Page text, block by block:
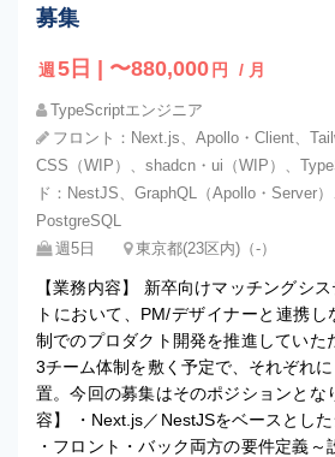
募集
週 5日 | 〜880,000 円 / 月
TypeScriptエンジニア
フロント：Next.js、Apollo・Client、
CSS（WIP）、shadcn・ui（WIP）、
ド：NestJS、GraphQL（Apollo・Server）
PostgreSQL
週5日
東京都(23区内)（‐）
【業務内容】 新卒向けマッチングシ
トにおいて、PM/デザイナーと連携
制でのプロダクト開発を推進していた
3チーム体制を敷く予定で、それぞれ
置。今回の募集はそのポジションとな
容】 ・Next.js／NestJSをベースとし
・フロント・バック両方の要件定義